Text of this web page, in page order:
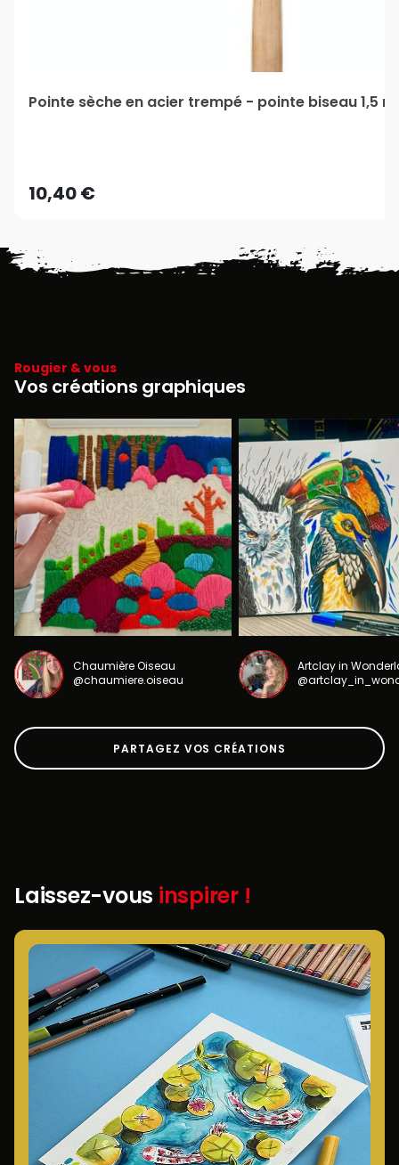
Pointe sèche en acier trempé - pointe biseau 1,5
10,40 €
Rougier & vous
Vos créations graphiques
Chaumière Oiseau
@chaumiere.oiseau
Artclay in
PARTAGEZ VOS CRÉATIONS
Laissez-vous inspirer !